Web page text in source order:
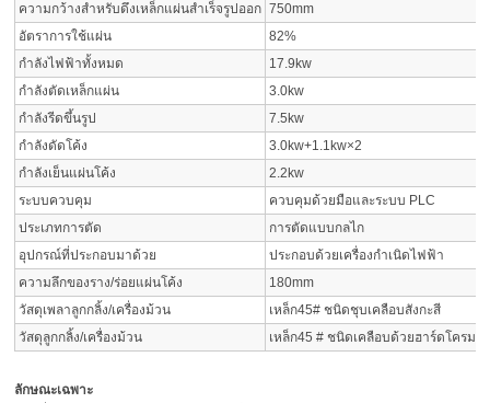
ความกว้างสำหรับดึงเหล็กแผ่นสำเร็จรูปออก 750mm
อัตราการใช้แผ่น
82%
กำลังไฟฟ้าทั้งหมด
17.9kw
กำลังตัดเหล็กแผ่น
3.0kw
กำลังรีดขึ้นรูป
7.5kw
กำลังดัดโค้ง
3.0kw+1.1kw×2
กำลังเย็นแผ่นโค้ง
2.2kw
ระบบควบคุม
ควบคุมด้วยมือและระบบ PLC
ประเภทการตัด
การตัดแบบกลไก
อุปกรณ์ที่ประกอบมาด้วย
ประกอบด้วยเครื่องกำเนิดไฟฟ้า
ความลึกของราง/ร่อยแผ่นโค้ง
180mm
วัสดุเพลาลูกกลิ้ง/เครื่องม้วน
เหล็ก45# ชนิดชุบเคลือบสังกะสี
วัสดุลูกกลิ้ง/เครื่องม้วน
เหล็ก45 # ชนิดเคลือบด้วยฮาร์ดโครมแ
ลักษณะเฉพาะ